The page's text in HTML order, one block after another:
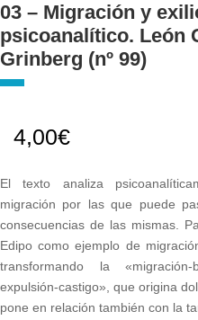
03 – Migración y
psicoanalítico. León
Grinberg (nº 99)
4,00€
El texto analiza
migración por las que puede
consecuencias de las mismas.
Edipo como ejemplo de
transformando la «migración-
expulsión-castigo», que origina
pone en relación también con la